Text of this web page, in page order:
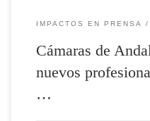
IMPACTOS EN PRENSA
Cámaras de
nuevos
…